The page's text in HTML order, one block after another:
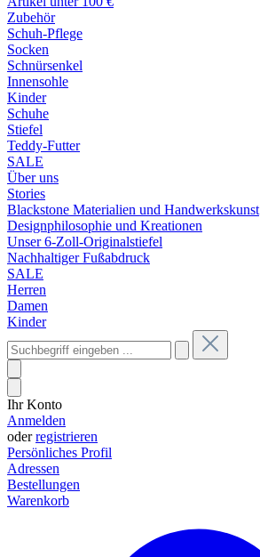
Zubehör
Schuh-Pflege
Socken
Schnürsenkel
Innensohle
Kinder
Schuhe
Stiefel
Teddy-Futter
SALE
Über uns
Stories
Blackstone Materialien und Handwerkskunst
Designphilosophie und Kreationen
Unser 6-Zoll-Originalstiefel
Nachhaltiger Fußabdruck
SALE
Herren
Damen
Kinder
Ihr Konto
Anmelden
oderregistrieren
Persönliches Profil
Adressen
Bestellungen
Warenkorb